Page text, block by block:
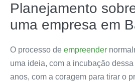
Planejamento
uma empresa em
O processo de empreender
uma ideia, com a incubação
anos, com a coragem para tirar o